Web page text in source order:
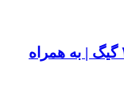
۱۰ بازی پیشنهادی برای رم زیر ۲ گیگ | به همراه